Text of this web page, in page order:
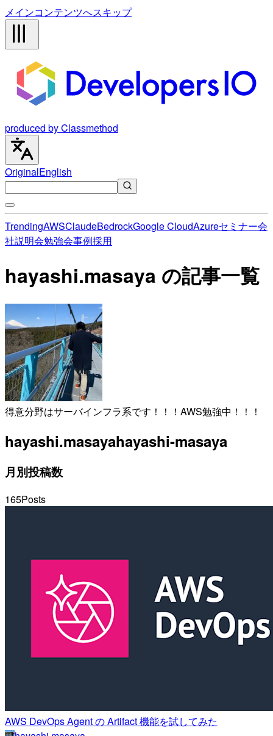
メインコンテンツへスキップ
produced by Classmethod
OriginalEnglish
TrendingAWSClaudeBedrockGoogle CloudAzureセミナー会
社説明会勉強会事例採用
hayashi.masaya の記事一覧
得意分野はサーバインフラ系です！！！AWS勉強中！！！
hayashi.masayahayashi-masaya
月別投稿数
165Posts
AWS DevOps Agent の Artifact 機能を試してみた